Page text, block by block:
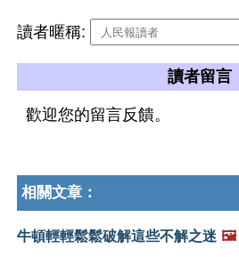
讀者暱稱:
讀者留言
歡迎您的留言反饋。
相關文章：
牛頓輕輕鬆鬆破解這些不解之迷 🖼️